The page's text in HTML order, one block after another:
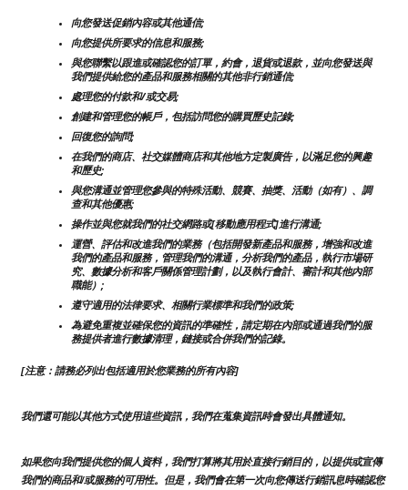
向您發送促銷內容或其他通信;
向您提供所要求的信息和服務;
與您聯繫以跟進或確認您的訂單，約會，退貨或退款，並向您發送與
我們提供給您的產品和服務相關的其他非行銷通信;
處理您的付款和/或交易;
創建和管理您的帳戶，包括訪問您的購買歷史記錄;
回復您的詢問;
在我們的商店、社交媒體商店和其他地方定製廣告，以滿足您的興趣
和歷史;
與您溝通並管理您參與的特殊活動、競賽、抽獎、活動（如有）、調
查和其他優惠;
操作並與您就我們的社交網路或[移動應用程式]進行溝通;
運營、評估和改進我們的業務（包括開發新產品和服務，增強和改進
我們的產品和服務，管理我們的溝通，分析我們的產品，執行市場研
究、數據分析和客戶關係管理計劃，以及執行會計、審計和其他內部
職能）;
遵守適用的法律要求、相關行業標準和我們的政策;
為避免重複並確保您的資訊的準確性，請定期在內部或通過我們的服
務提供者進行數據清理，鏈接或合併我們的記錄。
[注意：請務必列出包括適用於您業務的所有內容]
我們還可能以其他方式使用這些資訊，我們在蒐集資訊時會發出具體通知。
如果您向我們提供您的個人資料，我們打算將其用於直接行銷目的，以提供或宣傳
我們的商品和/或服務的可用性。但是，我們會在第一次向您傳送行銷訊息時確認您